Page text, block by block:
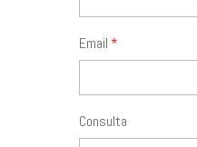
Email
Consulta